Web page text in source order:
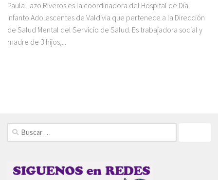
Paula Lazo Riveros es la coordinadora del Hospital de Día
Infanto Adolescentes de Valdivia que pertenece a la Dirección
de Salud Mental del Servicio de Salud. Es trabajadora social y
madre de 3 hijos,...